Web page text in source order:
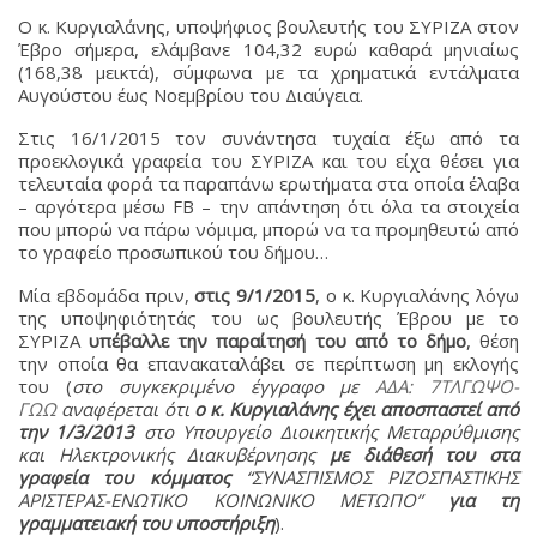
Ο κ. Κυργιαλάνης, υποψήφιος βουλευτής του ΣΥΡΙΖΑ στον
Έβρο σήμερα, ελάμβανε 104,32 ευρώ καθαρά μηνιαίως
(168,38 μεικτά), σύμφωνα με τα χρηματικά εντάλματα
Αυγούστου έως Νοεμβρίου του Διαύγεια.
Στις 16/1/2015 τον συνάντησα τυχαία έξω από τα
προεκλογικά γραφεία του ΣΥΡΙΖΑ και του είχα θέσει για
τελευταία φορά τα παραπάνω ερωτήματα στα οποία έλαβα
– αργότερα μέσω FB – την απάντηση ότι όλα τα στοιχεία
που μπορώ να πάρω νόμιμα, μπορώ να τα προμηθευτώ από
το γραφείο προσωπικού του δήμου…
Μία εβδομάδα πριν,στις 9/1/2015, ο κ. Κυργιαλάνης λόγω
της υποψηφιότητάς του ως βουλευτής Έβρου με το
ΣΥΡΙΖΑ υπέβαλλετην παραίτησή του από το δήμο, θέση
την οποία θα επανακαταλάβει σε περίπτωση μη εκλογής
του (στο συγκεκριμένο έγγραφο με ΑΔΑ: 7ΤΛΓΩΨΟ-
ΓΩΩαναφέρεται ότι ο κ. Κυργιαλάνης έχει αποσπαστεί από
την 1/3/2013στο Υπουργείο Διοικητικής Μεταρρύθμισης
και Ηλεκτρονικής Διακυβέρνησης με διάθεσή του στα
γραφεία του κόμματος“ΣΥΝΑΣΠΙΣΜΟΣ ΡΙΖΟΣΠΑΣΤΙΚΗΣ
ΑΡΙΣΤΕΡΑΣ-ΕΝΩΤΙΚΟ ΚΟΙΝΩΝΙΚΟ ΜΕΤΩΠΟ”
για τη
γραμματειακή του υποστήριξη).